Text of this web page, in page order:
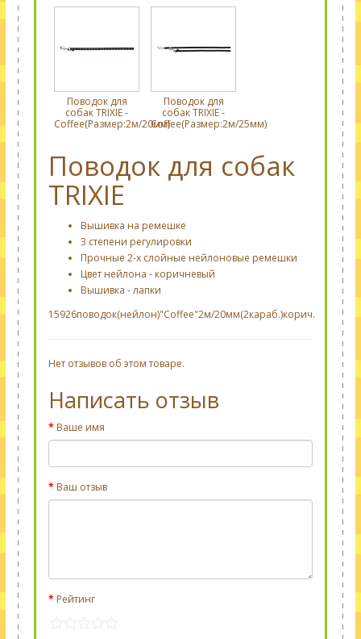
Поводок для
собак TRIXIE -
Coffee(Размер:2м/20мм)
Поводок для
собак TRIXIE -
Coffee(Размер:2м/25мм)
Поводок для собак
TRIXIE
Вышивка на ремешке
3 степени регулировки
Прочные 2-х слойные нейлоновые ремешки
Цвет нейлона - коричневый
Вышивка - лапки
15926поводок(нейлон)"Coffee"2м/20мм(2караб.)корич.
Нет отзывов об этом товаре.
Написать отзыв
Ваше имя
Ваш отзыв
Рейтинг